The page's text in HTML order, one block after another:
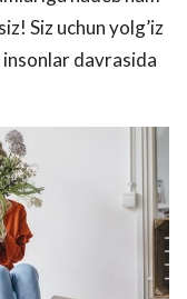
Siz uchun yolg’iz
davrasida